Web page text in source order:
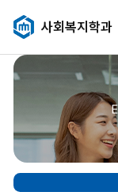
사회복지학과